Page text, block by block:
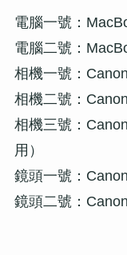
電腦一號：
電腦二號：
相機一號：
相機二號：
相機三號：
用）
鏡頭一號：
鏡頭二號：